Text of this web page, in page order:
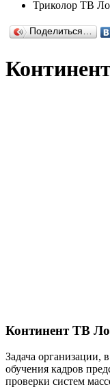
Триколор ТВ
Поделиться…
Континент ТВ
Задача организации,
обучения кадров
проверки систем